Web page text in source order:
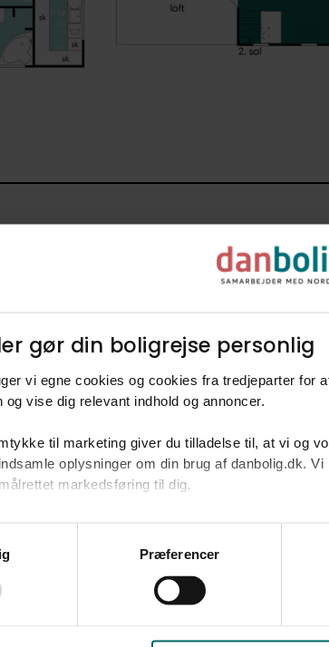
gør din boligrejse personlig​
vi egne cookies og cookies fra tredjeparter for
og vise dig relevant indhold og annoncer.​
til marketing giver du tilladelse til, at vi og
oplysninger om din brug af danbolig.dk.
markedsføring til dig.​
”OK” giver du samtykke til alle formål. Du kan til
ved at følge linket til vores
Præferencer
Type
Udbudsform
Varmekilde
Byggeår